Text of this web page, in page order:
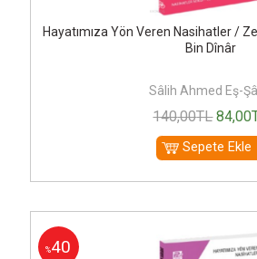
Hayatımıza Yön Veren Nasihatler /
Bin Dînâr
Sâlih Ahmed Eş-
140,00TL 84,00
Sepete Ekle
%40